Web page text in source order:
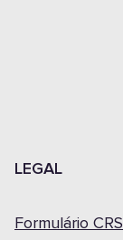
LEGAL
Formulário CRS